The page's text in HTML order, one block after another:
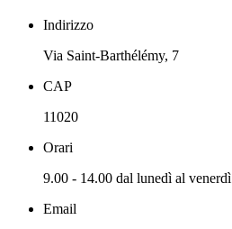
Indirizzo
Via Saint-Barthélémy, 7
CAP
11020
Orari
9.00 - 14.00 dal lunedì al venerdì
Email